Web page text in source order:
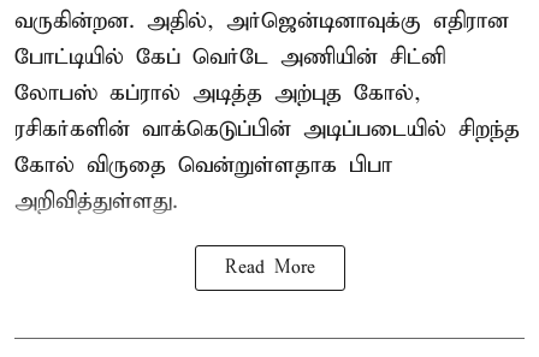
வருகின்றன. அதில், அர்ஜென்டினாவுக்கு எதிரான
போட்டியில் கேப் வெர்டே அணியின் சிட்னி
லோபஸ் கப்ரால் அடித்த அற்புத கோல்,
ரசிகர்களின் வாக்கெடுப்பின் அடிப்படையில் சிறந்த
கோல் விருதை வென்றுள்ளதாக பிபா
அறிவித்துள்ளது.
Read More